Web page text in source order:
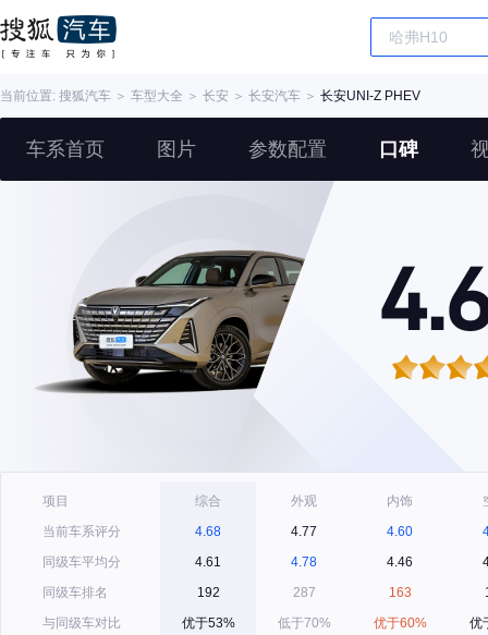
当前位置: 搜狐汽车 ＞ 车型大全 ＞ 长安 ＞ 长安汽车 ＞ 长安UNI-Z PHEV
车系首页 图片 参数配置 口碑
项目
当前车系评分
同级车平均分
同级车排名
与同级车对比
综合
4.68
4.61
192
优于53%
外观
4.77
4.78
287
低于70%
内饰
4.60
4.46
163
优于60%
优